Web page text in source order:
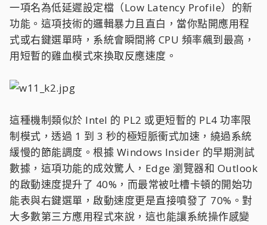
一項名為低延遲設定檔（Low Latency Profile）的新
功能。這項技術的邏輯暴力且直白，當你點開應用程
式或右鍵選單時，系統會瞬間將 CPU 頻率飆到最高，
用短暫的雞血模式來換取反應速度。
這種機制類似於 Intel 的 PL2 或更短暫的 PL4 功率限
制模式，透過 1 到 3 秒的極短脈衝式加速，繞過系統
緩慢的節能調度。根據 Windows Insider 的早期測試
數據，這項功能的成效驚人，Edge 瀏覽器和 Outlook
的啟動速度提升了 40%，而最常被吐槽卡頓的開始功
能表與右鍵選單，啟動速度更是直接噴發了 70%。對
大多數第三方應用程式來說，這也能讓系統操作感變